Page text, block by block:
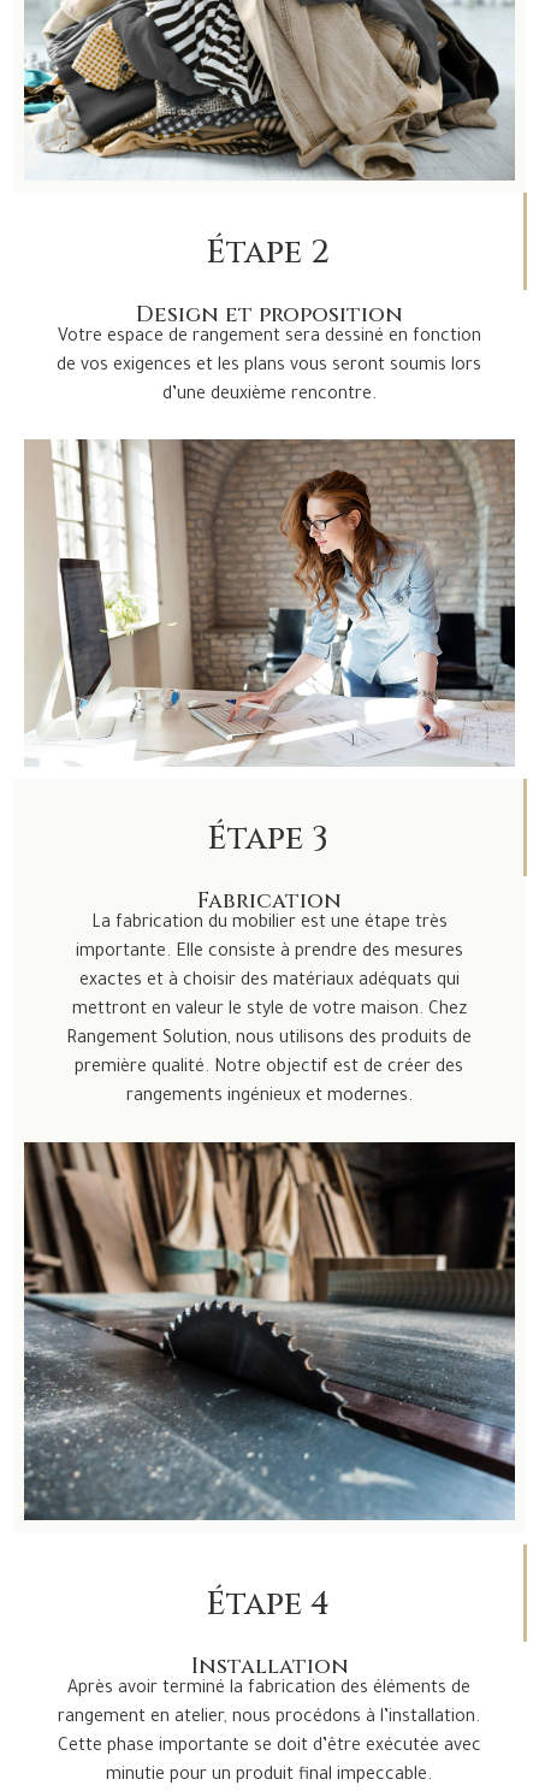
Étape 2
Design et proposition
Votre espace de rangement sera dessiné en fonction
de vos exigences et les plans vous seront soumis lors
d’une deuxième rencontre.
Étape 3
Fabrication
La fabrication du mobilier est une étape très
importante. Elle consiste à prendre des mesures
exactes et à choisir des matériaux adéquats qui
mettront en valeur le style de votre maison. Chez
Rangement Solution, nous utilisons des produits de
première qualité. Notre objectif est de créer des
rangements ingénieux et modernes.
Étape 4
Installation
Après avoir terminé la fabrication des éléments de
rangement en atelier, nous procédons à l’installation.
Cette phase importante se doit d’être exécutée avec
minutie pour un produit final impeccable.